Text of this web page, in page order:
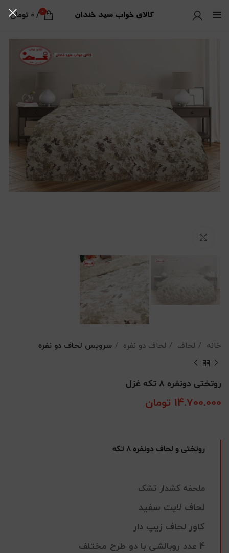
0
/
0 تومان
خانه لحاف لحاف دو نفره سرویس لحاف دو نفره
روتختی دونفره 8 تکه غزل
14.700.000 تومان
روتختی و لحاف دونفره 8 تکه
ملحفه کشدار تشک
لحاف لایت سفید
کاور لحاف زیپ دار
4 عدد روبالشی با دو طرح مختلف